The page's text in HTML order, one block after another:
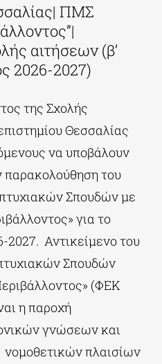
ΠΜΣ
αιτήσεων (β’
2026-2027)
της Σχολής
Θεσσαλίας
να υποβάλουν
παρακολούθηση του
Σπουδών με
για το
2027. Αντικείμενο του
Σπουδών
(ΦΕΚ
η παροχή
γνώσεων και
πλαισίων